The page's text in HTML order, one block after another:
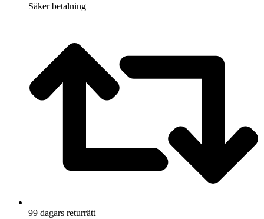
Säker betalning
99 dagars returrätt